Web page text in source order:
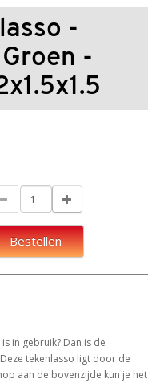
-
-
Bestellen
in gebruik? Dan is de
tekenlasso ligt door de
aan de bovenzijde kun je het